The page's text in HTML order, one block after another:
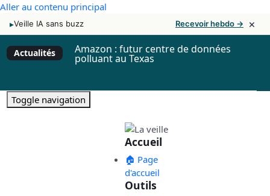
Aller au contenu principal
▸Veille IA sans buzz Recevoir hebdo → ×
Actualités Amazon : futur centre de données
polluant au Texas
Toggle navigation
Accueil
🏠 Page
d'accueil
Outils